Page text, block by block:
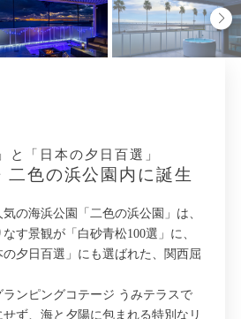
と「日本の夕日百選」
二色の浜公園内に誕生
の海浜公園「二色の浜公園」は、
す景観が「白砂青松100選」に、
夕日百選」にも選ばれた、関西屈
ンピングコテージ うみテラスで
ず、海と夕陽に包まれる特別なリ